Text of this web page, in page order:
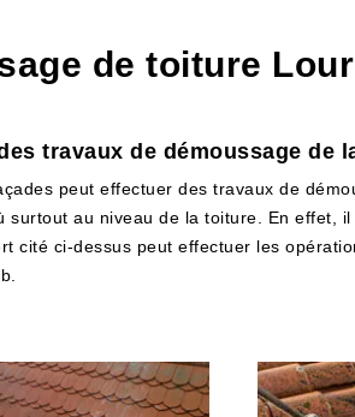
de toiture
travaux de démoussage
peut effectuer des travaux de
au niveau de la toiture. En effet,
cité ci-dessus peut effectuer les